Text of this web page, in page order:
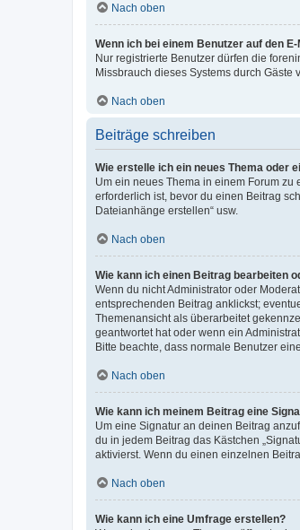
Nach oben
Wenn ich bei einem Benutzer auf den
Nur registrierte Benutzer dürfen die
Missbrauch dieses Systems durch Gäste
Nach oben
Beiträge schreiben
Wie erstelle ich ein neues Thema oder
Um ein neues Thema in einem Forum zu
erforderlich ist, bevor du einen Beitrag
Dateianhänge erstellen“ usw.
Nach oben
Wie kann ich einen Beitrag bearbeiten
Wenn du nicht Administrator oder
entsprechenden Beitrag anklickst;
Themenansicht als überarbeitet
geantwortet hat oder wenn ein
Bitte beachte, dass normale Benutzer
Nach oben
Wie kann ich meinem Beitrag eine
Um eine Signatur an deinen Beitrag
du in jedem Beitrag das Kästchen
aktivierst. Wenn du einen einzelnen
Nach oben
Wie kann ich eine Umfrage erstellen?